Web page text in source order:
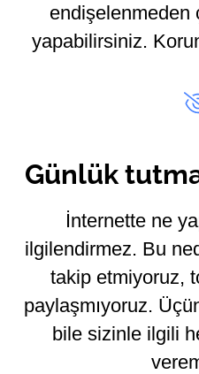
endişelenmeden
yapabilirsiniz.
Günlük
İnternette ne
ilgilendirmez. Bu
takip etmiyoruz,
paylaşmıyoruz.
bile sizinle ilgili